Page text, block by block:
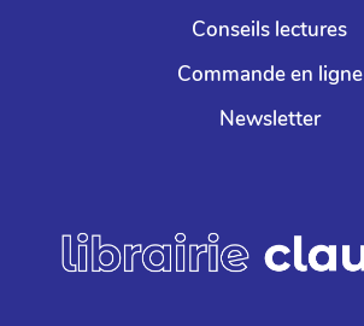
Conseils lectures
Commande en ligne
Newsletter